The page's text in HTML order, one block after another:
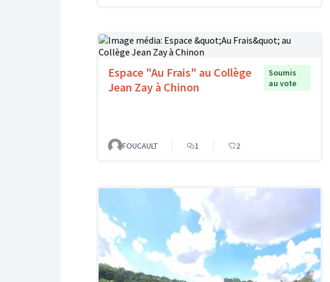
Espace "Au Frais" au Collège
Jean Zay à Chinon
Soumis
au vote
FOUCAULT 1 2